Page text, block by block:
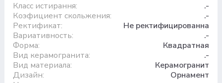
Класс истирання:
.-
Коэфициент скольжения:
.-
Ректификат:
Не ректифицированна
Вариативность:
.-
Форма:
Квадратная
Вид керамогранита:
.-
Вид материала:
Керамогранит
Дизайн:
Орнамент